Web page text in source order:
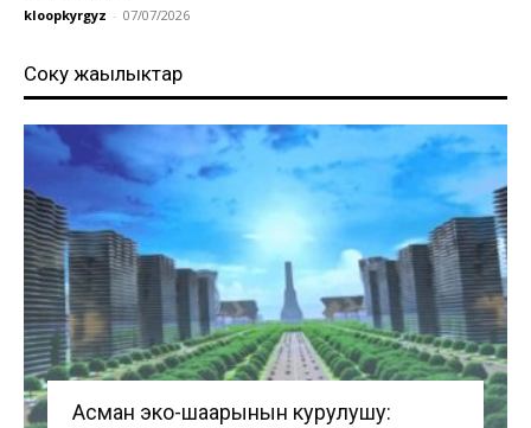
kloopkyrgyz - 07/07/2026
Соңку жаңылыктар
Асман эко-шаарынын курулушу: